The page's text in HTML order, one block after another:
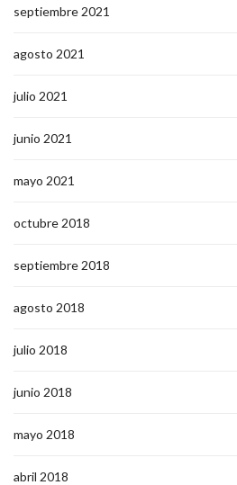
septiembre 2021
agosto 2021
julio 2021
junio 2021
mayo 2021
octubre 2018
septiembre 2018
agosto 2018
julio 2018
junio 2018
mayo 2018
abril 2018